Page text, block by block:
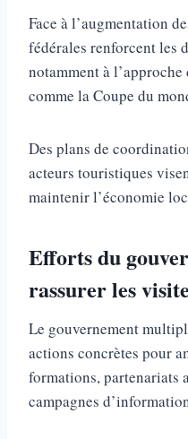
Face à l’augmentation
fédérales renforcent les
notamment à
comme la Coupe du
Des plans de
acteurs touristiques
maintenir l’économie
Efforts du
rassurer les
Le gouvernement
actions concrètes pour
formations, partenariats
campagnes